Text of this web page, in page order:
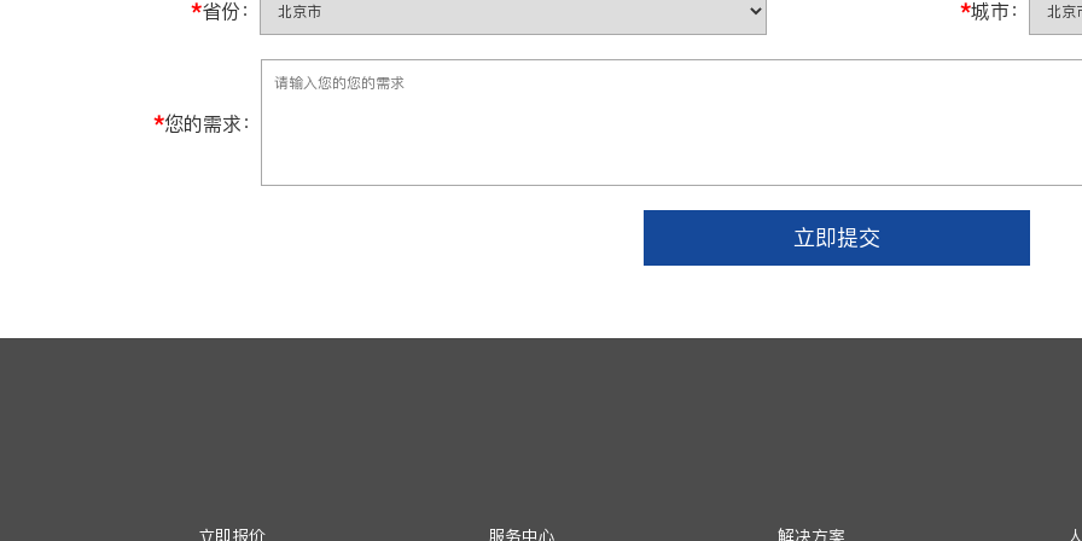
*省份： *城市：
*您的需求：
立即提交
立即报价 服务中心 解决方案